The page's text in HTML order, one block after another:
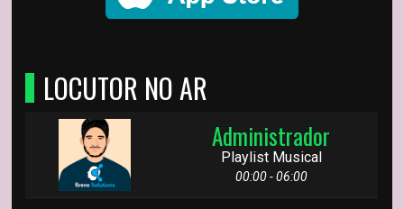
LOCUTOR NO AR
Administrador
Playlist Musical
00:00 - 06:00